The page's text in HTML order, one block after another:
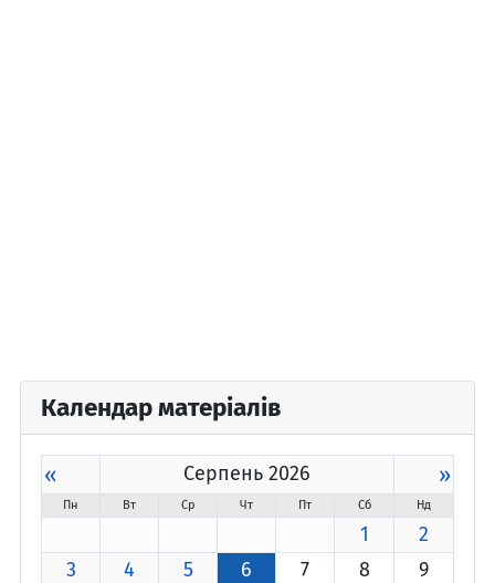
Календар матеріалів
« Серпень 2026 »
Пн Вт Ср Чт Пт Сб Нд
1
2
3
4 5 6 7 8
9